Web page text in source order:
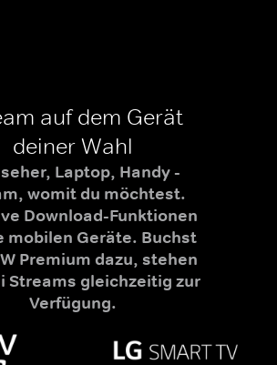
auf dem Gerät
deiner Wahl
Laptop, Handy -
womit du möchtest.
Download-Funktionen
mobilen Geräte. Buchst
Premium dazu, stehen
Streams gleichzeitig zur
Verfügung.